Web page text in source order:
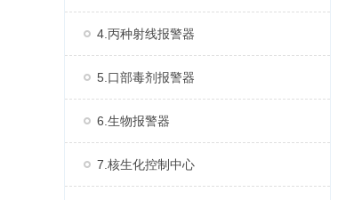
4.丙种射线报警器
5.口部毒剂报警器
6.生物报警器
7.核生化控制中心